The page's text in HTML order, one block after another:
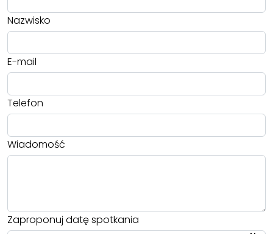
Nazwisko
E-mail
Telefon
Wiadomość
Zaproponuj datę spotkania